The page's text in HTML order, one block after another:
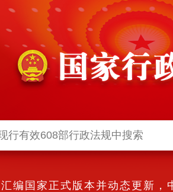
编国家正式版本并动态更新